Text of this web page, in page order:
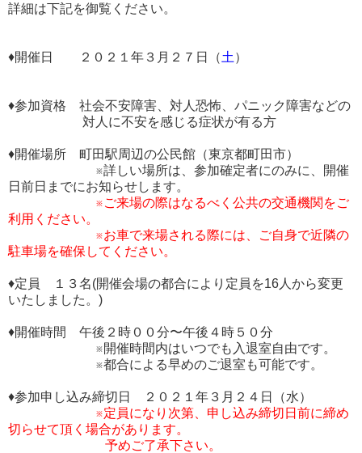
詳細は下記を御覧ください。
♦開催日 ２０２１年３月２７日（土 ）
♦参加資格 社会不安障害、対人恐怖、パニック障害などの
対人に不安を感じる症状が有る方
♦開催場所 町田駅周辺の公民館（東京都町田市）
※詳しい場所は、参加確定者にのみに、開催
日前日までにお知らせします。
※ご来場の際はなるべく公共の交通機関をご
利用ください。
※お車で来場される際には、ご自身で近隣の
駐車場を確保してください。
♦定員 １３名(開催会場の都合により定員を16人から変更
いたしました。)
♦開催時間 午後２時００分〜午後４時５０分
※開催時間内はいつでも入退室自由です。
※都合による早めのご退室も可能です。
♦参加申し込み締切日 ２０２１年３月２４日（水）
※定員になり次第、申し込み締切日前に締め
切らせて頂く場合があります。
予めご了承下さい。